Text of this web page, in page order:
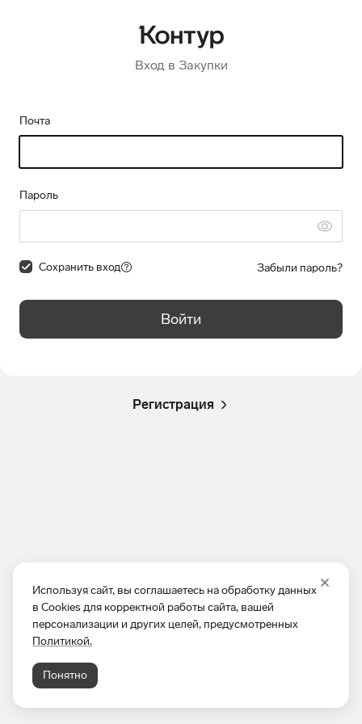
Используя сайт, вы соглашаетесь на обработку данных
в Cookies для корректной работы сайта, вашей
персонализации и других целей, предусмотренных
Политикой.
Понятно
Вход в Закупки
Почта
Пароль
Сохранить вход Забыли пароль?
Войти
Регистрация